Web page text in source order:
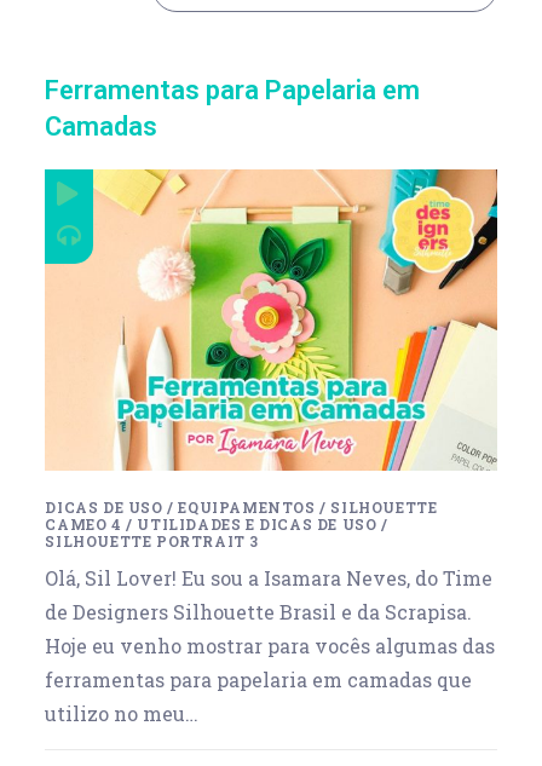
Ferramentas para Papelaria em
Camadas
DICAS DE USO /EQUIPAMENTOS / SILHOUETTE
CAMEO 4 / UTILIDADES E DICAS DE USO /
SILHOUETTE PORTRAIT 3
Olá, Sil Lover! Eu sou a Isamara Neves, do Time
de Designers Silhouette Brasil e da Scrapisa.
Hoje eu venho mostrar para vocês algumas das
ferramentas para papelaria em camadas que
utilizo no meu…